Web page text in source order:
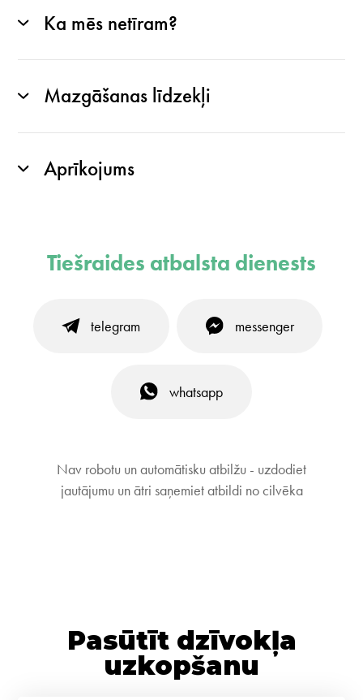
Ka mēs netīram?
Mazgāšanas līdzekļi
Aprīkojums
Tiešraides atbalsta dienests
telegram messenger
whatsapp
Nav robotu un automātisku atbilžu - uzdodiet
jautājumu un ātri saņemiet atbildi no cilvēka
Pasūtīt dzīvokļa
uzkopšanu